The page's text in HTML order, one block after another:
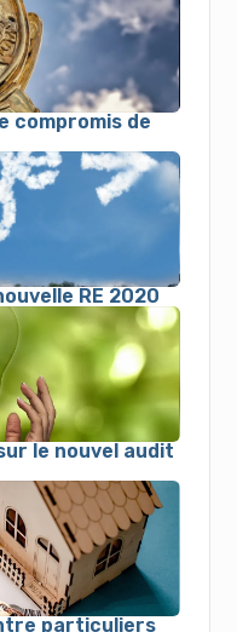
compromis de
RE 2020
le nouvel audit
particuliers